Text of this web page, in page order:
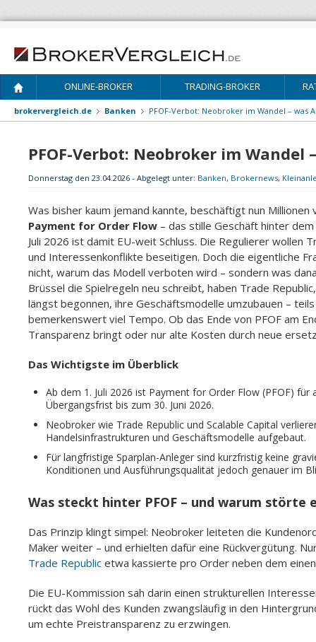
ONLINE-BROKER TRADING-BROKER
brokervergleich.de Banken PFOF-Verbot: Neobroker im Wandel – was
PFOF-Verbot: Neobroker im Wandel
Donnerstag den 23.04.2026 - Abgelegt unter: Banken, Brokernews,
Was bisher kaum jemand kannte, beschäftigt nun Millionen
Payment for Order Flow – das stille Geschäft hinter
Juli 2026 ist damit EU-weit Schluss. Die Regulierer wollen
und Interessenkonflikte beseitigen. Doch die eigentliche
nicht, warum das Modell verboten wird – sondern was
Brüssel die Spielregeln neu schreibt, haben Trade
längst begonnen, ihre Geschäftsmodelle umzubauen –
bemerkenswert viel Tempo. Ob das Ende von PFOF am
Transparenz bringt oder nur alte Kosten durch neue
Das Wichtigste im Überblick
Ab dem 1. Juli 2026 ist Payment for Order Flow (PFOF)
Übergangsfrist bis zum 30. Juni 2026.
Neobroker wie Trade Republic und Scalable Capital
Handelsinfrastrukturen und Geschäftsmodelle aufgebaut.
Für langfristige Sparplan-Anleger sind kurzfristig keine
Konditionen und Ausführungsqualität jedoch genauer im
Was steckt hinter PFOF – und warum störte
Das Prinzip klingt simpel: Neobroker leiteten die
Maker weiter – und erhielten dafür eine Rückvergütung.
Trade Republic etwa kassierte pro Order neben dem
Die EU-Kommission sah darin einen strukturellen
rückt das Wohl des Kunden zwangsläufig in den
um echte Preistransparenz zu erzwingen.